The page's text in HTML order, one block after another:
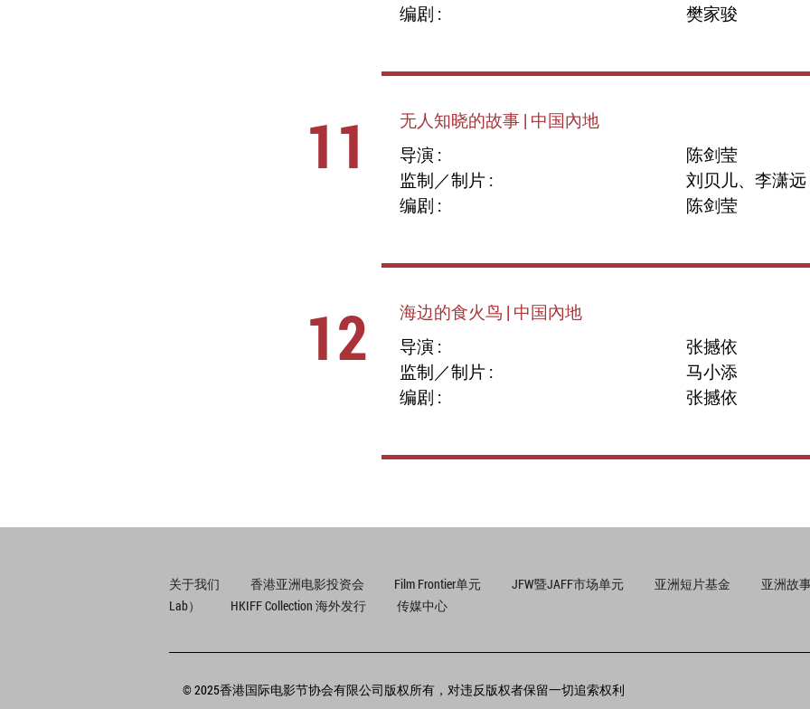
编剧 :
樊家骏
11
无人知晓的故事 | 中国內地
导演 :
陈剑莹
监制／制片 :
刘贝儿、李潇远
编剧 :
陈剑莹
12
海边的食火鸟 | 中国內地
导演 :
张撼依
监制／制片 :
马小添
编剧 :
张撼依
关于我们 香港亚洲电影投资会 Film Frontier单元 JFW暨JAFF市场单元 亚洲短片基金 亚洲故
Lab）
HKIFF Collection 海外发行 传媒中心
© 2025香港国际电影节协会有限公司版权所有，对违反版权者保留一切追索权利